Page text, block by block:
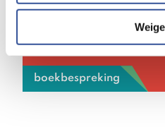
boekbespreking